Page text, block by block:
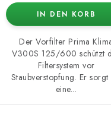
IN DEN KORB
Der Vorfilter Prima
V300S 125/600 schützt
Filtersystem vor
Staubverstopfung. Er
eine...